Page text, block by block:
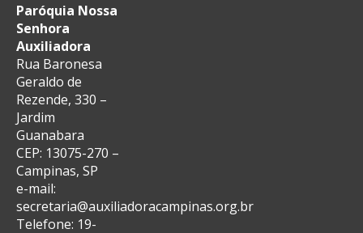
Paróquia Nossa
Senhora
Auxiliadora
Rua Baronesa
Geraldo de
Rezende, 330 –
Jardim
Guanabara
CEP: 13075-270 –
Campinas, SP
e-mail:
secretaria@auxiliadoracampinas.org.br
Telefone: 19-